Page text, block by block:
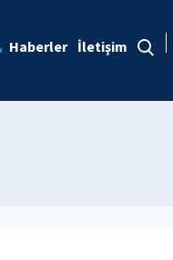
Haberler İletişim